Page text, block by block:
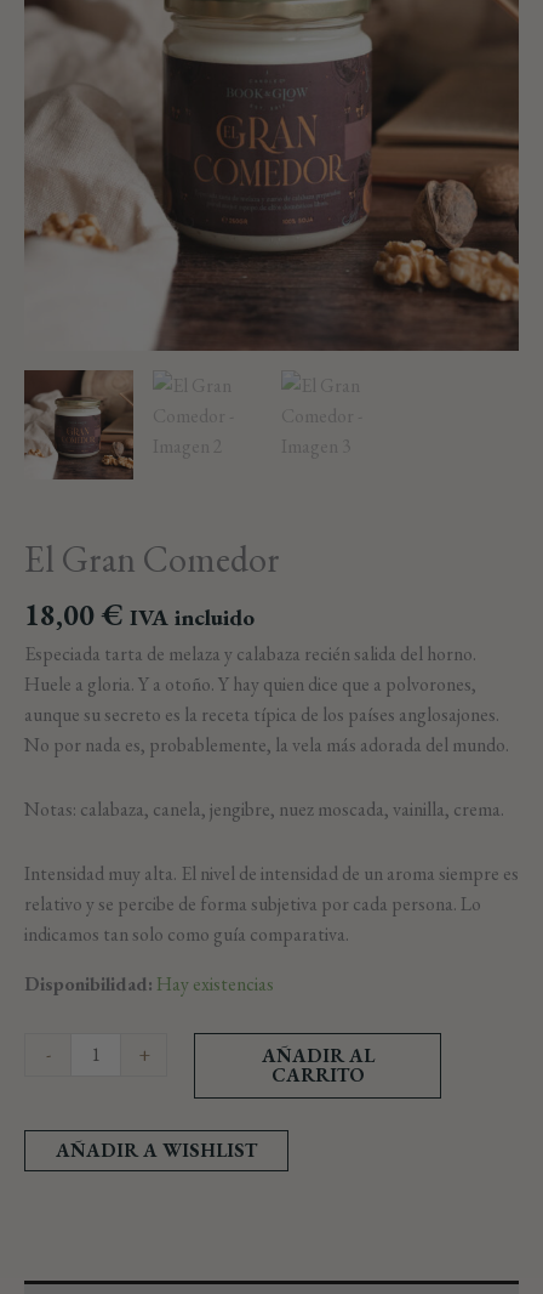
El Gran Comedor
18,00€ IVA incluido
Especiada tarta de melaza y calabaza recién salida del horno.
Huele a gloria. Y a otoño. Y hay quien dice que a polvorones,
aunque su secreto es la receta típica de los países anglosajones.
No por nada es, probablemente, la vela más adorada del mundo.
Notas: calabaza, canela, jengibre, nuez moscada, vainilla, crema.
Intensidad muy alta. El nivel de intensidad de un aroma siempre es
relativo y se percibe de forma subjetiva por cada persona. Lo
indicamos tan solo como guía comparativa.
Disponibilidad: Hay existencias
- + AÑADIR AL
CARRITO
AÑADIR A WISHLIST